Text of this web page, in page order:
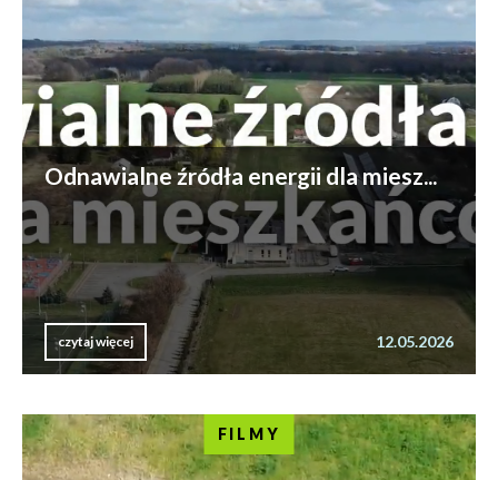
Odnawialne źródła energii dla miesz...
czytaj więcej 12.05.2026
FILMY